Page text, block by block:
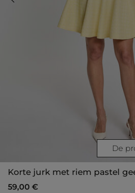
De
Korte jurk met riem pastel
59,00 €